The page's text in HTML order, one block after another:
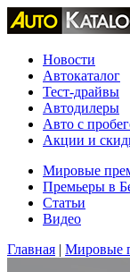
Новости
Автокаталог
Тест-драйвы
Автодилеры
Авто с
Акции и
Мировые
Премьеры в
Статьи
Видео
Главная | Мировые